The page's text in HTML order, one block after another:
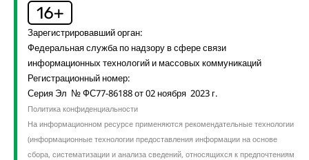
Зарегистрировавший орган:
Федеральная служба по надзору в сфере связи
информационных технологий и массовых коммуникаций
Регистрационный номер:
Серия Эл № ФС77-86188 от 02 ноября 2023 г.
Политика конфиденциальности
На информационном ресурсе применяются рекомендательные технологии
(информационные технологии предоставления информации на основе
сбора, систематизации и анализа сведений, относящихся к предпочтениям